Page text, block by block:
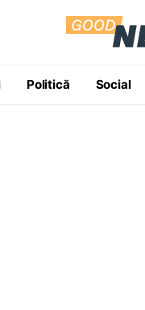
Politică Social